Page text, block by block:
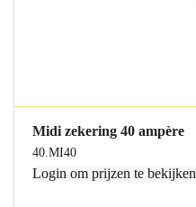
Midi zekering 40 ampère
40.MI40
Login om prijzen te bekijken